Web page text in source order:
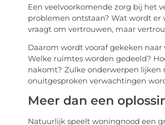
Een veelvoorkomende zorg bij het
problemen ontstaan? Wat wordt er
vraagt om vertrouwen, maar
Daarom wordt vooraf gekeken
Welke ruimtes worden gedeeld?
nakomt? Zulke onderwerpen lijken
onuitgesproken verwachtingen
Meer dan een
Natuurlijk speelt woningnood een